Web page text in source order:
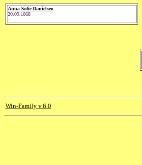
Anna Sofie Danielsen
20.09.1868
-
Win-Family v.6.0